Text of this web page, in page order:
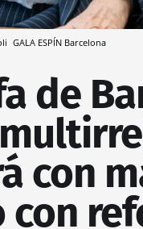
GALA ESPÍN Barcelona
de
con
con